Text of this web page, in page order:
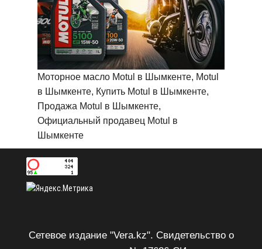
Моторное масло Motul в Шымкенте, Motul
в Шымкенте, Купить Motul в Шымкенте,
Продажа Motul в Шымкенте,
Официальный продавец Motul в
Шымкенте
Сетевое издание "Vera.kz". Свидетельство о